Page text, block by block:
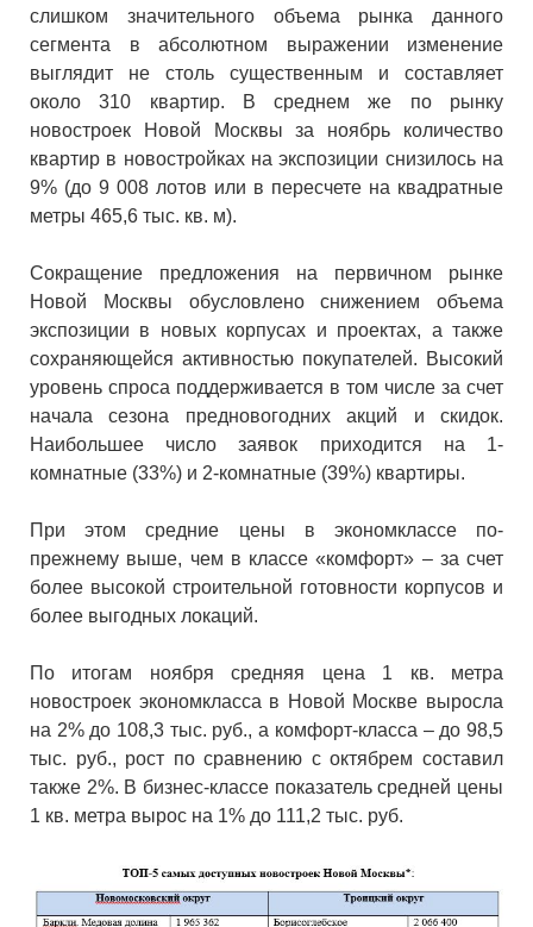
слишком значительного объема рынка данного
сегмента в абсолютном выражении изменение
выглядит не столь существенным и составляет
около 310 квартир. В среднем же по рынку
новостроек Новой Москвы за ноябрь количество
квартир в новостройках на экспозиции снизилось на
9% (до 9 008 лотов или в пересчете на квадратные
метры 465,6 тыс. кв. м).
Сокращение предложения на первичном рынке
Новой Москвы обусловлено снижением объема
экспозиции в новых корпусах и проектах, а также
сохраняющейся активностью покупателей. Высокий
уровень спроса поддерживается в том числе за счет
начала сезона предновогодних акций и скидок.
Наибольшее число заявок приходится на 1-
комнатные (33%) и 2-комнатные (39%) квартиры.
При этом средние цены в экономклассе по-
прежнему выше, чем в классе «комфорт» – за счет
более высокой строительной готовности корпусов и
более выгодных локаций.
По итогам ноября средняя цена 1 кв. метра
новостроек экономкласса в Новой Москве выросла
на 2% до 108,3 тыс. руб., а комфорт-класса – до 98,5
тыс. руб., рост по сравнению с октябрем составил
также 2%. В бизнес-классе показатель средней цены
1 кв. метра вырос на 1% до 111,2 тыс. руб.